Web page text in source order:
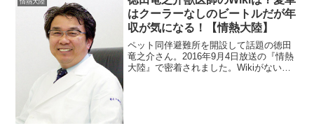
情熱大陸
はクーラーなしのビートルだが年
収が気になる！【情熱大陸】
ペット同伴避難所を開設して話題の徳田
竜之介さん。2016年9月4日放送の『情熱
大陸』で密着されました。Wikiがないの